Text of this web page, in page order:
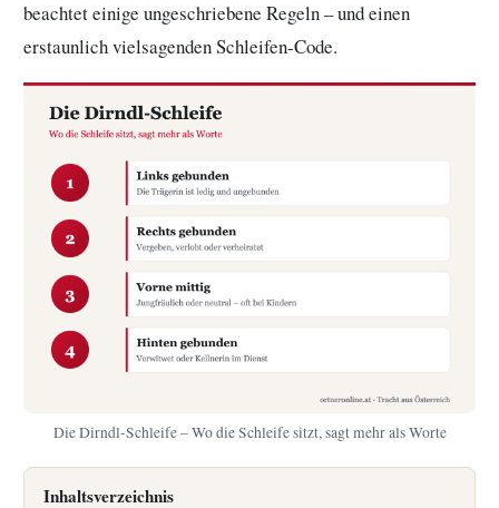
beachtet einige ungeschriebene Regeln – und einen
erstaunlich vielsagenden Schleifen-Code.
Die Dirndl-Schleife – Wo die Schleife sitzt, sagt mehr als Worte
Inhaltsverzeichnis